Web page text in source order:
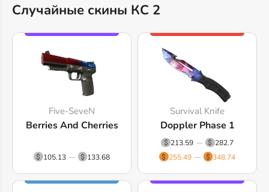
Случайные скины КС 2
Five-SeveN
Berries And Cherries
105.13 133.68
Survival Knife
Doppler Phase 1
213.59
282.7
255.49
348.74